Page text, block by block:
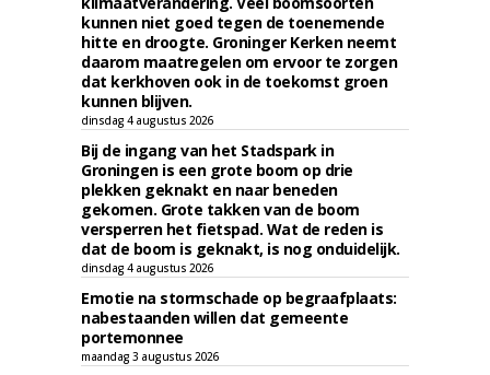
kunnen niet goed tegen de toenemende
hitte en droogte. Groninger Kerken neemt
daarom maatregelen om ervoor te zorgen
dat kerkhoven ook in de toekomst groen
kunnen blijven.
dinsdag 4 augustus 2026
Bij de ingang van het Stadspark in
Groningen is een grote boom op drie
plekken geknakt en naar beneden
gekomen. Grote takken van de boom
versperren het fietspad. Wat de reden is
dat de boom is geknakt, is nog onduidelijk.
dinsdag 4 augustus 2026
Emotie na stormschade op begraafplaats:
nabestaanden willen dat gemeente
portemonnee
maandag 3 augustus 2026